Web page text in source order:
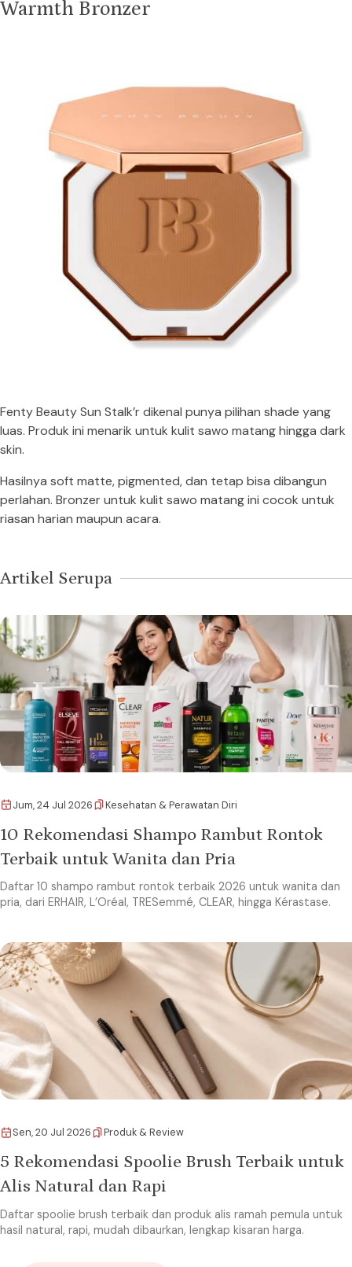
Warmth Bronzer
Fenty Beauty Sun Stalk’r dikenal punya pilihan shade yang
luas. Produk ini menarik untuk kulit sawo matang hingga dark
skin.
Hasilnya soft matte, pigmented, dan tetap bisa dibangun
perlahan. Bronzer untuk kulit sawo matang ini cocok untuk
riasan harian maupun acara.
Artikel Serupa
Jum, 24 Jul 2026 Kesehatan & Perawatan Diri
10 Rekomendasi Shampo Rambut Rontok
Terbaik untuk Wanita dan Pria
Daftar 10 shampo rambut rontok terbaik 2026 untuk wanita dan
pria, dari ERHAIR, L’Oréal, TRESemmé, CLEAR, hingga Kérastase.
Sen, 20 Jul 2026 Produk & Review
5 Rekomendasi Spoolie Brush Terbaik untuk
Alis Natural dan Rapi
Daftar spoolie brush terbaik dan produk alis ramah pemula untuk
hasil natural, rapi, mudah dibaurkan, lengkap kisaran harga.